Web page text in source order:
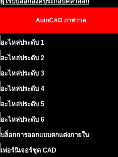
AutoCAD ภาพวาด
อะไหล่ประดับ 1
อะไหล่ประดับ 2
อะไหล่ประดับ 3
อะไหล่ประดับ 4
อะไหล่ประดับ 5
อะไหล่ประดับ 6
บล็อกการออกแบบตกแต่งภายใน
เฟอร์นิเจอร์ชุด CAD